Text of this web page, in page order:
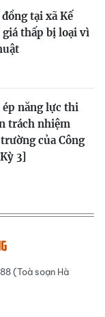
tại xã Kế
giá thấp bị loại vì
ép năng lực thi
trách nhiệm
của Công
3]
(Toà soạn Hà